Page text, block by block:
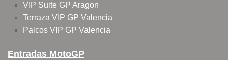
VIP Suite GP Aragon
Terraza VIP GP Valencia
Palcos VIP GP Valencia
Entradas MotoGP